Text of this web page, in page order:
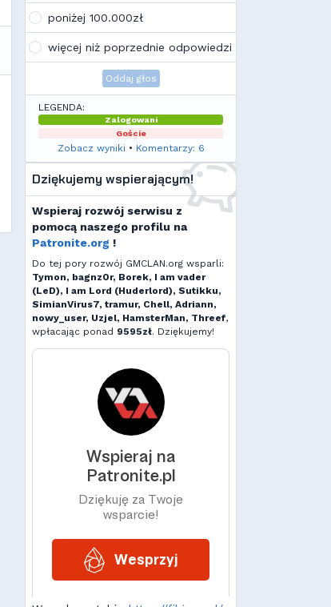
internetowych
K Kamilek
Ale klimat tu znowu wrócić!
poniżej 100.000zł
więcej niż poprzednie odpowiedzi
Oddaj głos
LEGENDA:
Zalogowani
Goście
Zobacz wyniki • Komentarzy: 6
Dziękujemy wspierającym!
Wspieraj rozwój serwisu z
pomocą naszego profilu na
Patronite.org !
Do tej pory rozwój GMCLAN.org wsparli:
Tymon, bagnz0r, Borek, I am vader
(LeD), I am Lord (Huderlord), Sutikku,
SimianVirus7, tramur, Chell, Adriann,
nowy_user, Uzjel, HamsterMan, Threef,
wpłacając ponad 9595zł. Dziękujemy!